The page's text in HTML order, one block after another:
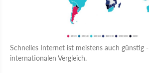
Schnelles Internet ist meistens auch günstig
internationalen Vergleich.